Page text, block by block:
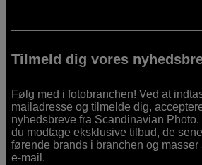
Tilmeld dig vores
Følg med i fotobranchen! Ved at
mailadresse og tilmelde dig,
nyhedsbreve fra Scandinavian Photo.
du modtage eksklusive tilbud, de
førende brands i branchen og
e-mail.